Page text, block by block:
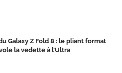
Galaxy Z Fold 8 : le pliant format
la vedette à l’Ultra